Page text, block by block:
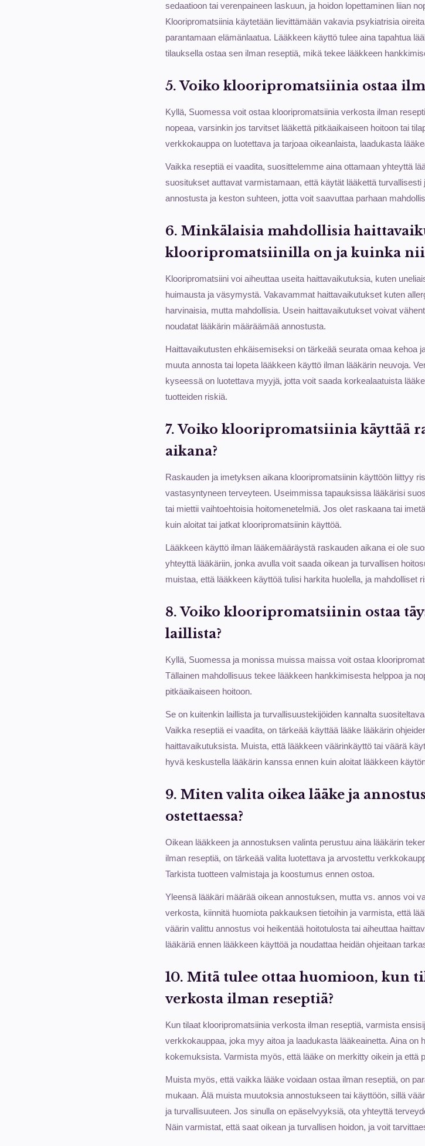
sedaatioon tai verenpaineen laskuun, ja hoidon lopettaminen liian
Klooripromatsiinia käytetään lievittämään vakavia psykiatrisia
parantamaan elämänlaatua. Lääkkeen käyttö tulee aina tapahtua
tilauksella ostaa sen ilman reseptiä, mikä tekee lääkkeen
5. Voiko klooripromatsiinia ostaa
Kyllä, Suomessa voit ostaa klooripromatsiinia verkosta ilman
nopeaa, varsinkin jos tarvitset lääkettä pitkäaikaiseen hoitoon tai
verkkokauppa on luotettava ja tarjoaa oikeanlaista, laadukasta
Vaikka reseptiä ei vaadita, suosittelemme aina ottamaan yhteyttä
suositukset auttavat varmistamaan, että käytät lääkettä
annostusta ja keston suhteen, jotta voit saavuttaa parhaan
6. Minkälaisia mahdollisia
klooripromatsiinilla on ja kuinka
Klooripromatsiini voi aiheuttaa useita haittavaikutuksia, kuten
huimausta ja väsymystä. Vakavammat haittavaikutukset kuten
harvinaisia, mutta mahdollisia. Usein haittavaikutukset voivat
noudatat lääkärin määräämää annostusta.
Haittavaikutusten ehkäisemiseksi on tärkeää seurata omaa kehoa
muuta annosta tai lopeta lääkkeen käyttö ilman lääkärin neuvoja.
kyseessä on luotettava myyjä, jotta voit saada korkealaatuista
tuotteiden riskiä.
7. Voiko klooripromatsiinia käyttää
aikana?
Raskauden ja imetyksen aikana klooripromatsiinin käyttöön liittyy
vastasyntyneen terveyteen. Useimmissa tapauksissa lääkärisi
tai miettii vaihtoehtoisia hoitomenetelmiä. Jos olet raskaana tai
kuin aloitat tai jatkat klooripromatsiinin käyttöä.
Lääkkeen käyttö ilman lääkemääräystä raskauden aikana ei ole
yhteyttä lääkäriin, jonka avulla voit saada oikean ja turvallisen
muistaa, että lääkkeen käyttöä tulisi harkita huolella, ja mahdolliset
8. Voiko klooripromatsiinin ostaa
laillista?
Kyllä, Suomessa ja monissa muissa maissa voit ostaa
Tällainen mahdollisuus tekee lääkkeen hankkimisesta helppoa ja
pitkäaikaiseen hoitoon.
Se on kuitenkin laillista ja turvallisuustekijöiden kannalta
Vaikka reseptiä ei vaadita, on tärkeää käyttää lääke lääkärin
haittavaikutuksista. Muista, että lääkkeen väärinkäyttö tai väärä
hyvä keskustella lääkärin kanssa ennen kuin aloitat lääkkeen
9. Miten valita oikea lääke ja
ostettaessa?
Oikean lääkkeen ja annostuksen valinta perustuu aina lääkärin
ilman reseptiä, on tärkeää valita luotettava ja arvostettu
Tarkista tuotteen valmistaja ja koostumus ennen ostoa.
Yleensä lääkäri määrää oikean annostuksen, mutta vs. annos voi
verkosta, kiinnitä huomiota pakkauksen tietoihin ja varmista, että
väärin valittu annostus voi heikentää hoitotulosta tai aiheuttaa
lääkäriä ennen lääkkeen käyttöä ja noudattaa heidän ohjeitaan
10. Mitä tulee ottaa huomioon, kun
verkosta ilman reseptiä?
Kun tilaat klooripromatsiinia verkosta ilman reseptiä, varmista
verkkokauppaa, joka myy aitoa ja laadukasta lääkeainetta. Aina on
kokemuksista. Varmista myös, että lääke on merkitty oikein ja että
Muista myös, että vaikka lääke voidaan ostaa ilman reseptiä, on
mukaan. Älä muista muutoksia annostukseen tai käyttöön, sillä
ja turvallisuuteen. Jos sinulla on epäselvyyksiä, ota yhteyttä
Näin varmistat, että saat oikean ja turvallisen hoidon, ja voit